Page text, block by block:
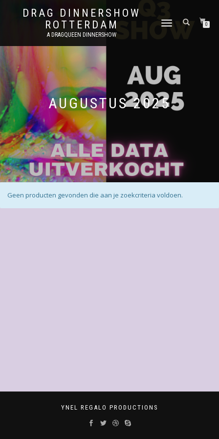
DRAG DINNERSHOW
ROTTERDAM
A DRAGQUEEN DINNERSHOW
SCHAKEL
0
AUGUSTUS 2025
Geen producten gevonden die aan je zoekcriteria voldoen.
YNEL REGALO PRODUCTIONS